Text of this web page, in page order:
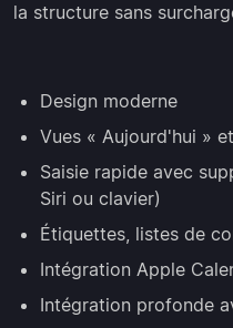
la structure sans
Design moderne
Vues « Aujourd'hui »
Saisie rapide avec
Siri ou clavier)
Étiquettes, listes de
Intégration Apple
Intégration profonde